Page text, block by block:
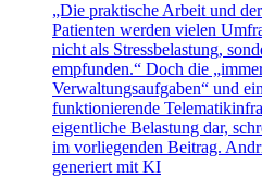
„Die praktische Arbeit und
Patienten werden vielen
nicht als Stressbelastung,
empfunden.“ Doch die
Verwaltungsaufgaben“ und
funktionierende
eigentliche Belastung dar,
im vorliegenden Beitrag.
generiert mit KI